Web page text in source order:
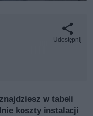
Udostępnij
w tabeli
koszty instalacji